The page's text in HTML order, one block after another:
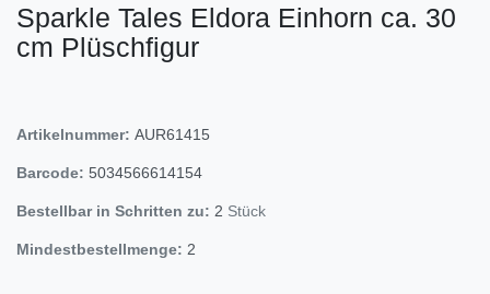
Sparkle Tales Eldora Einhorn ca. 30
cm Plüschfigur
Artikelnummer: AUR61415
Barcode: 5034566614154
Bestellbar in Schritten zu: 2 Stück
Mindestbestellmenge: 2